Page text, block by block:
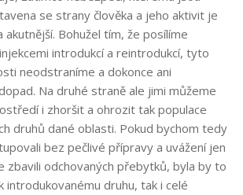
se strany člověka a jeho aktivit je
akutnější. Bohužel tím, že posílíme
introdukcí a reintrodukcí, tyto
neodstraníme a dokonce ani
Na druhé straně ale jimi můžeme
i zhoršit a ohrozit tak populace
druhů dané oblasti. Pokud bychom tedy
bez pečlivé přípravy a uvážení jen
zbavili odchovaných přebytků, byla by to
introdukovanému druhu, tak i celé